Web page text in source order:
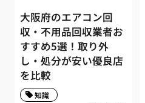
大阪府のエアコン回
収・不用品回収業者お
すすめ5選！取り外
し・処分が安い優良店
を比較
知識